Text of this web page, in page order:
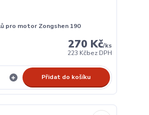
pro motor Zongshen 190
270 Kč/ks
223 Kčbez DPH
Přidat do košíku